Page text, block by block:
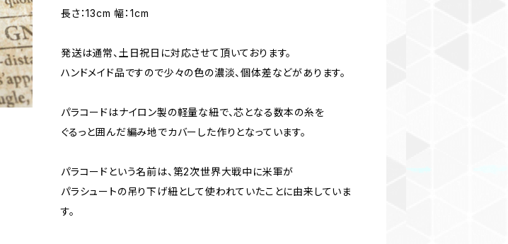
長さ：13cm 幅：1cm
発送は通常、土日祝日に対応させて頂いております。
ハンドメイド品ですので少々の色の濃淡、個体差などがあります。
パラコードはナイロン製の軽量な紐で、芯となる数本の糸を
ぐるっと囲んだ編み地でカバーした作りとなっています。
パラコードという名前は、第2次世界大戦中に米軍が
パラシュートの吊り下げ紐として使われていたことに由来していま
す。